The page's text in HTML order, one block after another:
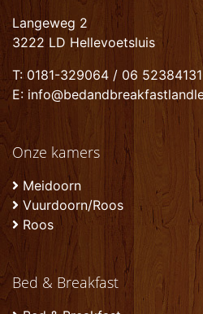
Langeweg 2
3222 LD Hellevoetsluis
T: 0181-329064 / 06 52384131
E:
Onze kamers
Meidoorn
Vuurdoorn/Roos
Roos
Bed & Breakfast